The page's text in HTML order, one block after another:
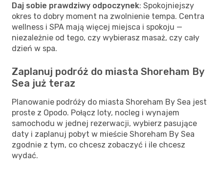
Daj sobie prawdziwy odpoczynek: Spokojniejszy
okres to dobry moment na zwolnienie tempa. Centra
wellness i SPA mają więcej miejsca i spokoju —
niezależnie od tego, czy wybierasz masaż, czy cały
dzień w spa.
Zaplanuj podróż do miasta Shoreham By
Sea już teraz
Planowanie podróży do miasta Shoreham By Sea jest
proste z Opodo. Połącz loty, nocleg i wynajem
samochodu w jednej rezerwacji, wybierz pasujące
daty i zaplanuj pobyt w mieście Shoreham By Sea
zgodnie z tym, co chcesz zobaczyć i ile chcesz
wydać.